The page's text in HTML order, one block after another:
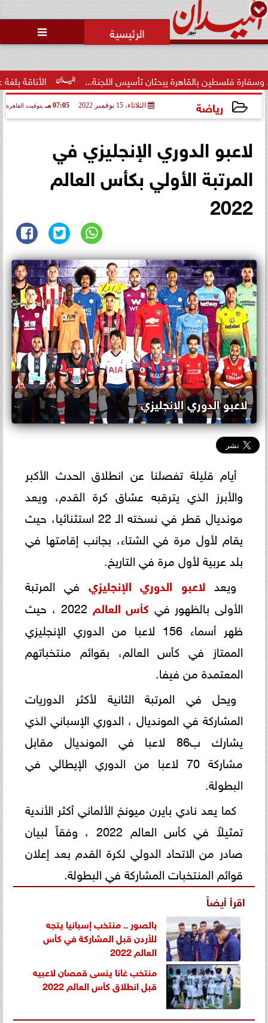

الأناقة بلغة عصرية.. بالقاهرة يبحثان تأسيس اللجنة...
رياضة الثلاثاء، 15 نوفمبر 2022 07:05 مـ بتوقيت القاهرة
لاعبو الدوري الإنجليزي في
المرتبة الأولي بكأس العالم
2022
لاعبو الدوري الإنجليزي
أيام قليلة تفصلنا عن انطلاق الحدث الأكبر
والأبرز الذي يترقبه عشاق كرة القدم، ويعد
مونديال قطر في نسخته الـ 22 استثنائيا، حيث
يقام لأول مرة في الشتاء، بجانب إقامتها في
بلد عربية لأول مرة في التاريخ.
ويعد لاعبو الدوري الإنجليزي في المرتبة
الأولى بالظهور في كأس العالم
2022 ، حيث
ظهر أسماء 156 لاعبا من الدوري الإنجليزي
الممتاز في كأس العالم، بقوائم منتخباتهم
المعتمدة من فيفا.
ويحل في المرتبة الثانية لأكثر الدوريات
المشاركة في المونديال ، الدوري الإسباني الذي
يشارك ب86 لاعبا في المونديال مقابل
مشاركة 70 لاعبا من الدوري الإيطالي في
البطولة.
كما يعد نادي بايرن ميونخ الألماني أكثر الأندية
تمثيلاً في كأس العالم 2022 ، وفقاً لبيان
صادر من الاتحاد الدولي لكرة القدم بعد إعلان
قوائم المنتخبات المشاركة في البطولة.
اقرأ أيضاً
بالصور .. منتخب إسبانيا يتجه
للأردن قبل المشاركة في كأس
العالم 2022
منتخب غانا ينسى قمصان لاعبيه
قبل انطلاق كأس العالم 2022